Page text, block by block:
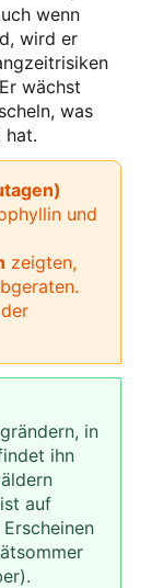
wenn
wird er
wächst
was
hat.
und
zeigten,
in
ihn
auf